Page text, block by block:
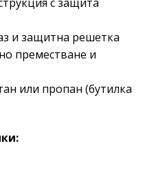
и защитна решетка
преместване и
или пропан (бутилка